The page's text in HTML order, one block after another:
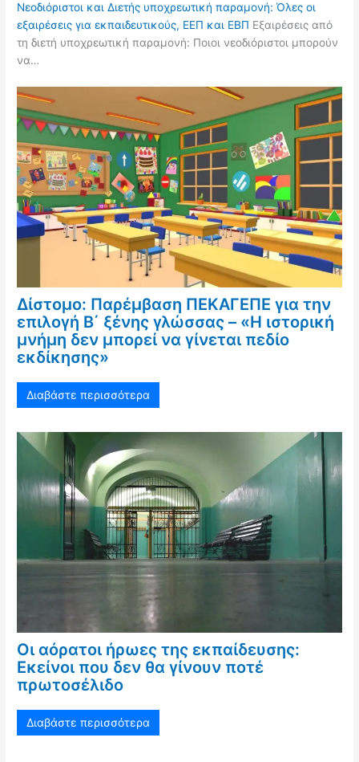
Νεοδιόριστοι και Διετής υποχρεωτική παραμονή: Όλες οι
εξαιρέσεις για εκπαιδευτικούς, ΕΕΠ και ΕΒΠ Εξαιρέσεις από
τη διετή υποχρεωτική παραμονή: Ποιοι νεοδιόριστοι μπορούν
να…
Δίστομο: Παρέμβαση ΠΕΚΑΓΕΠΕ για την
επιλογή Β΄ ξένης γλώσσας – «Η ιστορική
μνήμη δεν μπορεί να γίνεται πεδίο
εκδίκησης»
Διαβάστε περισσότερα
Οι αόρατοι ήρωες της εκπαίδευσης:
Εκείνοι που δεν θα γίνουν ποτέ
πρωτοσέλιδο
Διαβάστε περισσότερα